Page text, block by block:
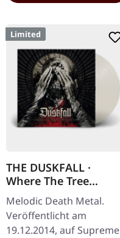
Limited
THE DUSKFALL ·
Where The Tree
Stands Dead | CLEAR
LP
Melodic Death Metal.
Veröffentlicht am
19.12.2014, auf Supreme